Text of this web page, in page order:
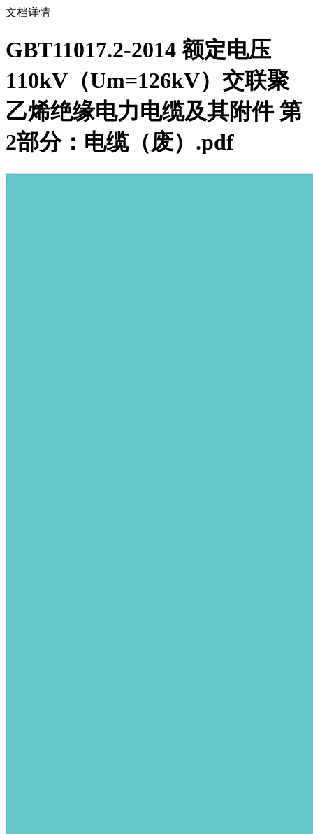
文档详情
GBT11017.2-2014 额定电压
110kV（Um=126kV）交联聚
乙烯绝缘电力电缆及其附件 第
2部分：电缆（废）.pdf